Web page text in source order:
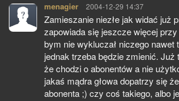
menagier pisze:
2004-12-29 14:37
Zamieszanie niezłe jak widać już
zapowiada się jeszcze więcej
bym nie wykluczał niczego nawet
jednak trzeba będzie zmienić. Już
że chodzi o abonentów a nie
jakaś mądra głowa dopatrzy się
abonenta ;) czy coś takiego, albo